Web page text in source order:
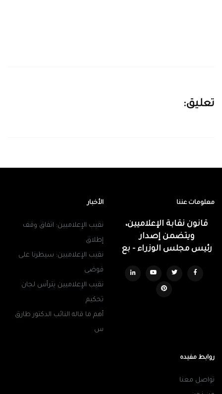
تعليق:
معلومات عننا
قانون نقابة الإعلاميين،
ويتضمن إصدار
رئيس مجلس الوزراء - بع
الأخبار
نقيب الإعلاميين: اتفاق وقف
إطلاق
نقيب الإعلاميين: سيطرنا على
فوضى
نقيب الإعلاميين يترأس لجان
تحكيم
أهم ما قاله النائب الدكتور طارق
س
روابط مفيده
تواصل معنا